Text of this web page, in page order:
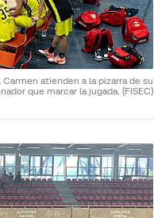
atienden a la pizarra de su
que marcar la jugada. (FISEC)